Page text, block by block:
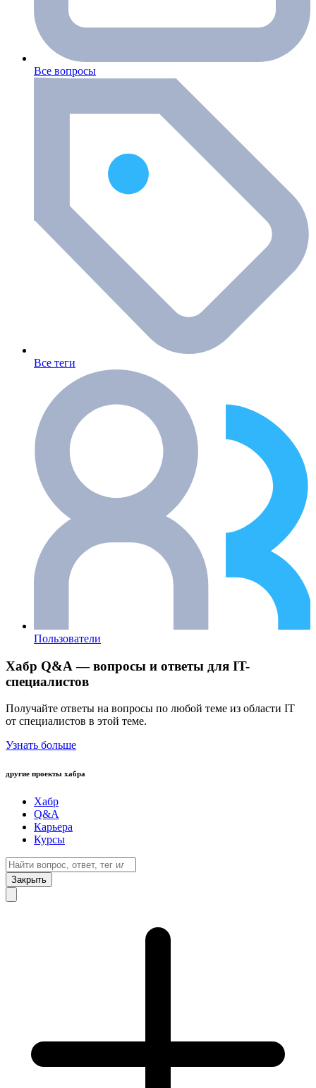
Все вопросы
Все теги
Пользователи
Хабр Q&A — вопросы и ответы для IT-
специалистов
Получайте ответы на вопросы по любой теме из области IT
от специалистов в этой теме.
Узнать больше
другие проекты хабра
Хабр
Q&A
Карьера
Курсы
Закрыть